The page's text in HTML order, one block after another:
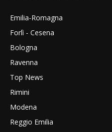
Emilia-Romagna
Forlì - Cesena
Bologna
Ravenna
Top News
Rimini
Modena
Reggio Emilia